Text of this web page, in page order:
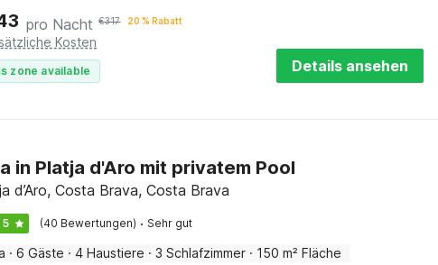
pro Nacht €317 20 % Rabatt
Kosten
zone available Details ansehen
in Platja d'Aro mit privatem Pool
d’Aro, Costa Brava, Costa Brava
5 (40 Bewertungen) · Sehr gut
· 6 Gäste · 4 Haustiere · 3 Schlafzimmer · 150 m² Fläche